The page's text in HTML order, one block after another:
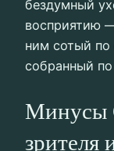
бездумный
восприятию
ним сотый
собранный
Минусы
зрителя